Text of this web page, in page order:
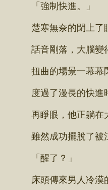
「強制快進。」
楚寒無奈的閉上了
話音剛落，大腦變
扭曲的場景一幕幕閃
度過了漫長的快進時
再睜眼，他正躺在大
雖然成功擺脫了被江
「醒了？」
床頭傳來男人冷漠的